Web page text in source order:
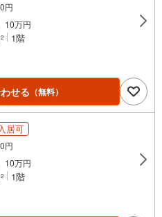
円
10万円
2 1階
せる （無料）
居可
円
10万円
2 1階